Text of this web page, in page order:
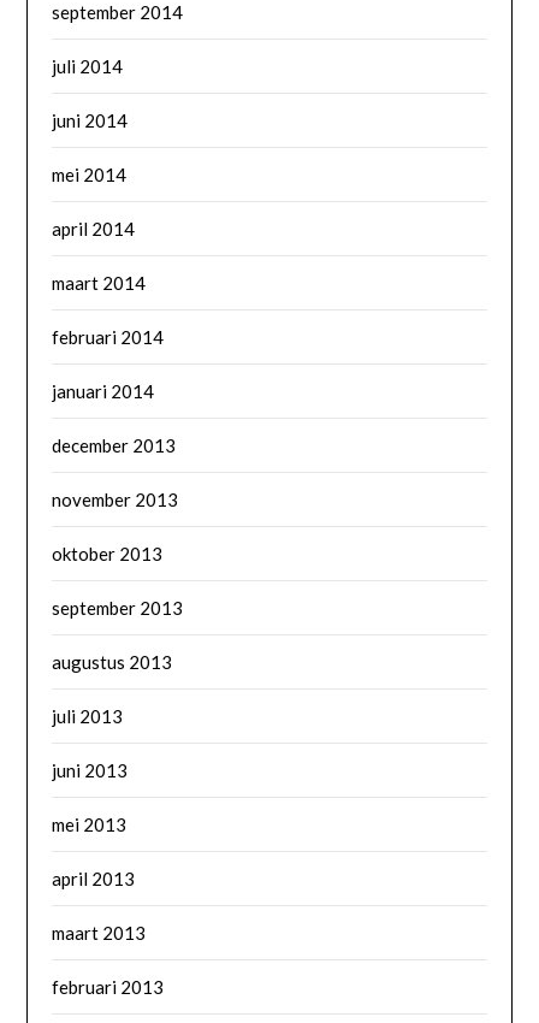
september 2014
juli 2014
juni 2014
mei 2014
april 2014
maart 2014
februari 2014
januari 2014
december 2013
november 2013
oktober 2013
september 2013
augustus 2013
juli 2013
juni 2013
mei 2013
april 2013
maart 2013
februari 2013